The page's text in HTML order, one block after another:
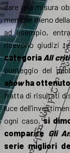
dare una misura
men che meno
ad esempio,
ricevono giudizi
categoria All
punteggio del
showha ottenuto
tratta di risultati
luce
ogni caso,si
comparire Gli
serie migliori